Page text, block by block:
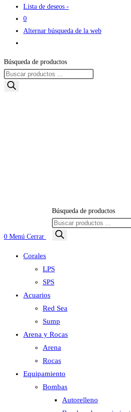
Lista de deseos -
0
Alternar búsqueda de la web
Búsqueda de productos
0 Menú Cerrar
Búsqueda de productos
Corales
LPS
SPS
Acuarios
Red Sea
Sump
Arena y Rocas
Arena
Rocas
Equipamiento
Bombas
Autorelleno